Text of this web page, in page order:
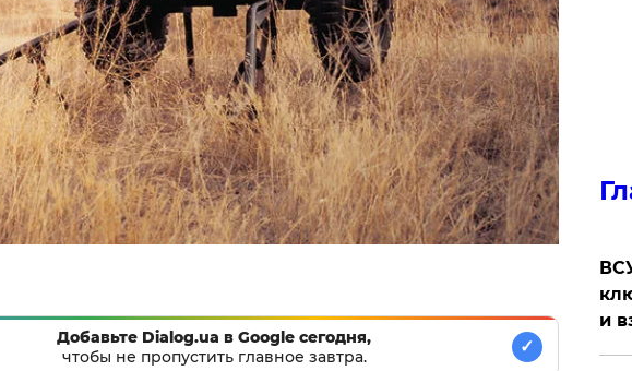
Добавьте Dialog.ua в Google сегодня,
чтобы не пропустить главное завтра.
✓
и